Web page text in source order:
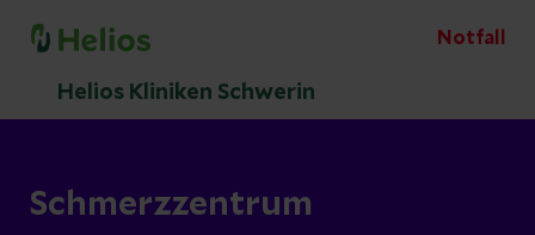
Notfall
Helios Kliniken Schwerin
Schmerzzentrum